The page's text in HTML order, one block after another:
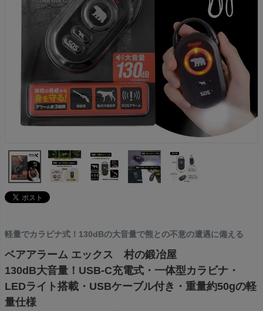
軽量でカラビナ式！130dBの大音量で熊との不意の遭遇に備える
ベアアラーム エックス 村の鍛冶屋
130dB大音量！USB-C充電式・一体型カラビナ・
LEDライト搭載・USBケーブル付き・重量約50gの軽
量仕様